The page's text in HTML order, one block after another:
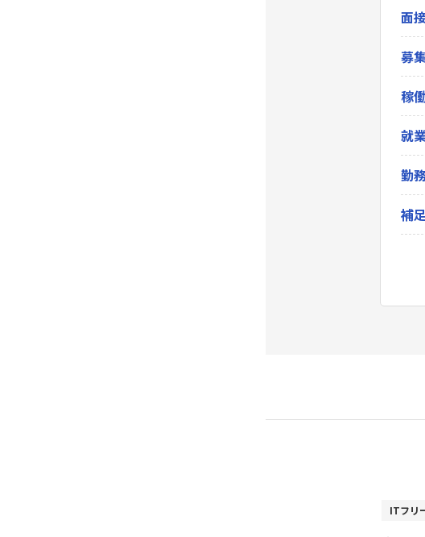
面
募
稼
就
勤
補
ITフリ